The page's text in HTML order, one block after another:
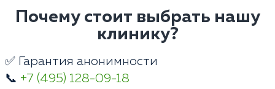
Почему стоит выбрать нашу
клинику?
✅ Гарантия анонимности
📞 +7 (495) 128-09-18